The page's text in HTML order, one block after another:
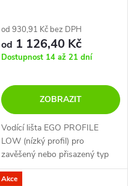
od 930,91 Kč bez DPH
od 1 126,40 Kč
Dostupnost 14 až 21 dní
ZOBRAZIT
Vodící lišta EGO PROFILE
LOW (nízký profil) pro
zavěšený nebo přisazený typ
montáže.
Akce